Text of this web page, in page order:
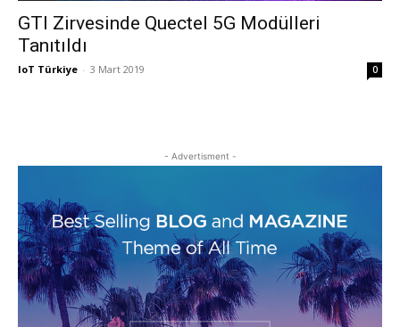
GTI Zirvesinde Quectel 5G Modülleri
Tanıtıldı
IoT Türkiye - 3 Mart 2019 0
- Advertisment -